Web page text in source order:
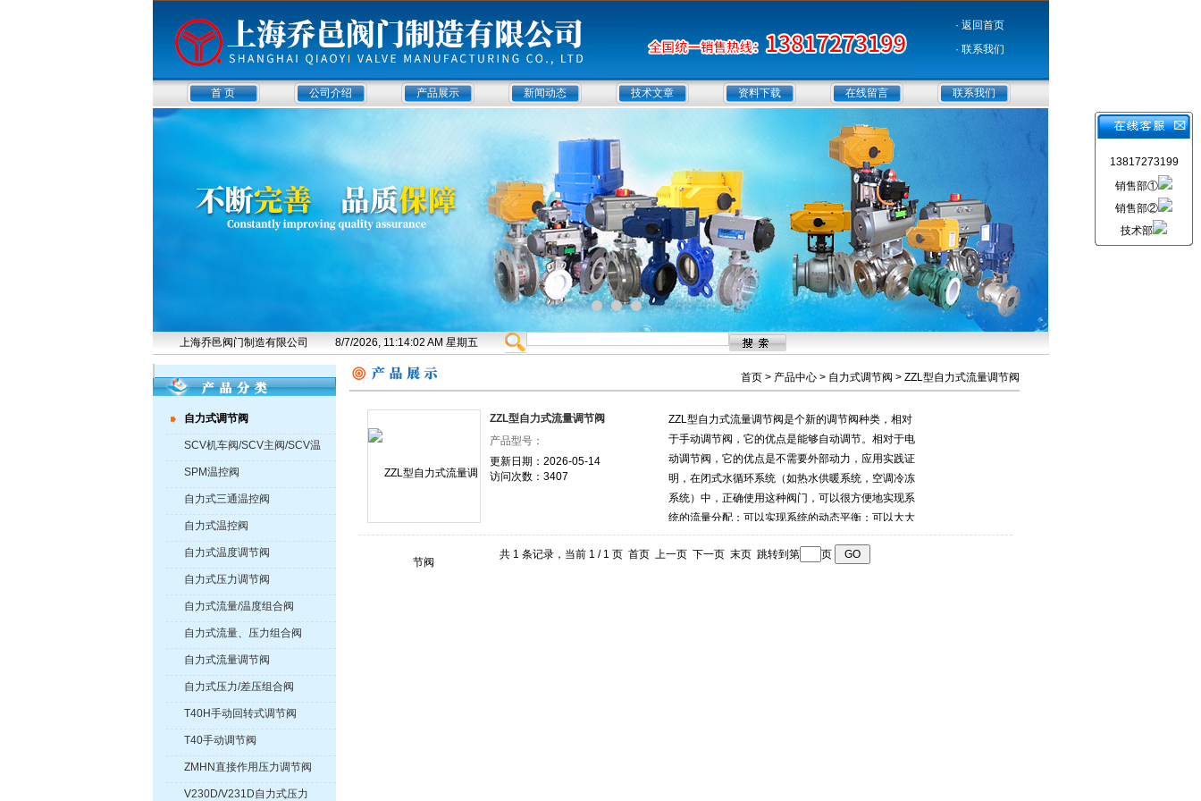
· 返回首页
· 联系我们
首 页 公司介绍 产品展示 新闻动态 技术文章 资料下载 在线留言 联系我们
上海乔邑阀门制造有限公司 8/7/2026, 11:14:03 AM 星期五
自力式调节阀
SCV机车阀/SCV主阀/SCV温
控阀
SPM温控阀
自力式三通温控阀
自力式温控阀
自力式温度调节阀
自力式压力调节阀
自力式流量/温度组合阀
自力式流量、压力组合阀
自力式流量调节阀
自力式压力/差压组合阀
T40H手动回转式调节阀
T40手动调节阀
ZMHN直接作用压力调节阀
V230D/V231D自力式压力
首页> 产品中心> 自力式调节阀 > ZZL型自力式流量调节阀
ZZL型自力式流量调节阀
产品型号：
更新日期：2026-05-14
访问次数：3407
ZZL型自力式流量调节阀是个新的调节阀种类，相对
于手动调节阀，它的优点是能够自动调节。相对于电
动调节阀，它的优点是不需要外部动力，应用实践证
明，在闭式水循环系统（如热水供暖系统，空调冷冻
系统）中，正确使用这种阀门，可以很方便地实现系
统的流量分配；可以实现系统的动态平衡；可以大大
简化系统的调试工作；可以稳定泵的工作状态等。因
此，自力式流量调节阀在供热空调工程中有着广阔的
共 1 条记录，当前 1 / 1 页 首页 上一页 下一页 末页 跳转到第 页
13817273199
销售部①
销售部②
技术部